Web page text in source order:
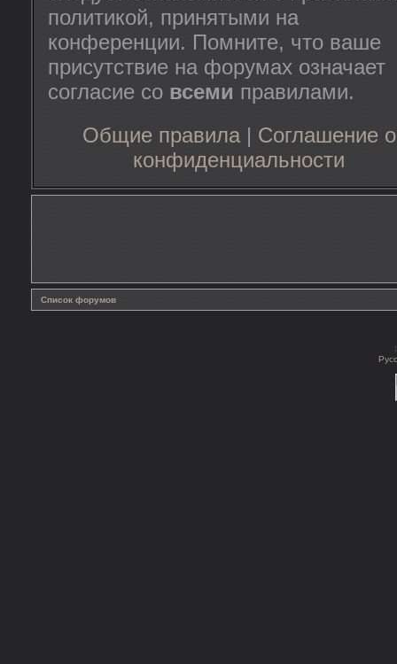
политикой, принятыми на
конференции. Помните, что ваше
присутствие на форумах означает
согласие со всеми правилами.
Общие правила| Соглашение о
конфиденциальности
Список форумов